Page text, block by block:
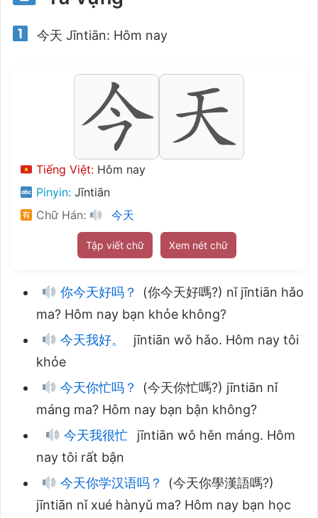
今天 Jīntiān: Hôm nay
Tiếng Việt: Hôm nay
Pinyin: Jīntiān
Chữ Hán:
今天
Tập viết chữ Xem nét chữ
你今天好吗？
(你今天好嗎?) nǐ jīntiān hǎo
ma? Hôm nay bạn khỏe không?
今天我好。
jīntiān wǒ hǎo. Hôm nay tôi
khỏe
今天你忙吗？
(今天你忙嗎?) jīntiān nǐ
máng ma? Hôm nay bạn bận không?
今天我很忙
jīntiān wǒ hěn máng. Hôm
nay tôi rất bận
今天你学汉语吗？
(今天你學漢語嗎?)
jīntiān nǐ xué hànyǔ ma? Hôm nay bạn học